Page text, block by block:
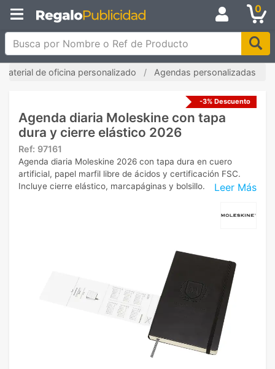
0
Busca por Nombre o Ref de Producto
Material de oficina personalizado Agendas personalizadas
-3% Descuento
Agenda diaria Moleskine con tapa
dura y cierre elástico 2026
Ref: 97161
Leer Más
Agenda diaria Moleskine 2026 con tapa dura en cuero
artificial, papel marfil libre de ácidos y certificación FSC.
Incluye cierre elástico, marcapáginas y bolsillo.